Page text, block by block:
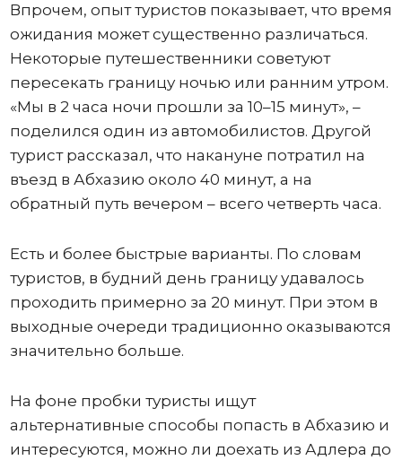
Впрочем, опыт туристов показывает, что время
ожидания может существенно различаться.
Некоторые путешественники советуют
пересекать границу ночью или ранним утром.
«Мы в 2 часа ночи прошли за 10–15 минут», –
поделился один из автомобилистов. Другой
турист рассказал, что накануне потратил на
въезд в Абхазию около 40 минут, а на
обратный путь вечером – всего четверть часа.
Есть и более быстрые варианты. По словам
туристов, в будний день границу удавалось
проходить примерно за 20 минут. При этом в
выходные очереди традиционно оказываются
значительно больше.
На фоне пробки туристы ищут
альтернативные способы попасть в Абхазию и
интересуются, можно ли доехать из Адлера до